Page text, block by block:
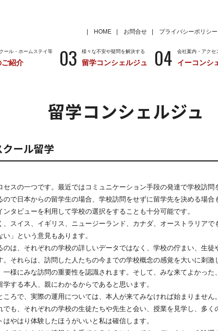
HOME お問合せ プライバシーポリシー
ール・ホームステイ等
紹介
留学情報 学校情報
03 様々な不安や疑問を解決する
留学コンシェルジュ 04 会社案内・アクセ
イーコンシ
留学コンシェルジュ
ール留学
スの一つです。最近ではコミュニケーション手段の発達で学校訪
で日本からの留学生の場合、学校訪問をせずに留学先を決める場合
タビューを利用して学校の選択をすることも十分可能です。
スイス、イギリス、ニュージーランド、カナダ、オーストラリアで
」という意見もあります。
は、それぞれの学校の詳しいデータではなく、学校の佇まい、生
それらは、訪問した人たちの今までの学校概念の感覚を大いに刺激
様にみな訪問の重要性を認識されます。そして、みな来てよかっ
する本人、親にわかるからであると思います。
ろで、実際の運用については、本人が来てみなければ始まりませ
も、それぞれの学校の生徒たちや先生と会い、授業を見学し、多
やはり体験したほうがいいと私は確信します。